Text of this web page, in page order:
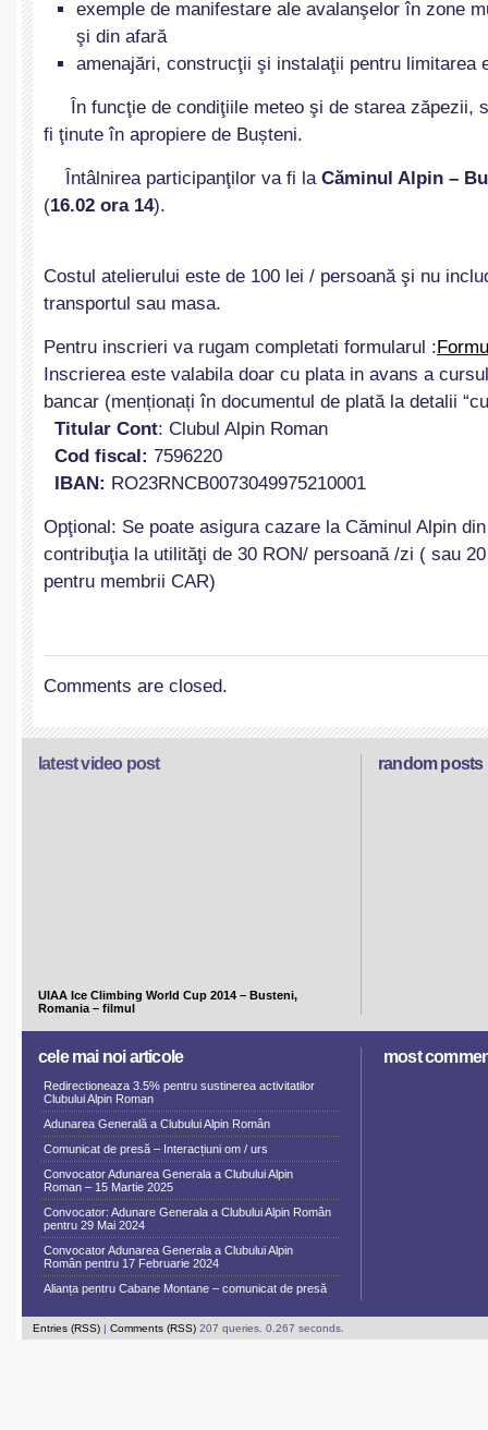
exemple de manifestare ale avalanşelor în zone
şi din afară
amenajări, construcţii şi instalaţii pentru limitarea
În funcţie de condiţiile meteo şi de starea zăpezii,
fi ţinute în apropiere de Bușteni.
Întâlnirea participanţilor va fi la Căminul Alpin – Bu
(16.02 ora 14).
Costul atelierului este de 100 lei / persoană şi nu
transportul sau masa.
Pentru inscrieri va rugam completati formularul :
Inscrierea este valabila doar cu plata in avans a
bancar (menționați în documentul de plată la detalii
Titular Cont: Clubul Alpin Roman
Cod fiscal: 7596220
IBAN: RO23RNCB0073049975210001
Opţional: Se poate asigura cazare la Căminul Alpin
contribuţia la utilităţi de 30 RON/ persoană /zi ( sau
pentru membrii CAR)
Comments are closed.
random posts
latest video post
UIAA Ice Climbing World Cup 2014 – Busteni,
Romania – filmul
cele mai noi articole
Redirectioneaza 3.5% pentru sustinerea activitatilor
Clubului Alpin Roman
Adunarea Generală a Clubului Alpin Român
Comunicat de presă – Interacțiuni om / urs
Convocator Adunarea Generala a Clubului Alpin
Roman – 15 Martie 2025
Convocator: Adunare Generala a Clubului Alpin Român
pentru 29 Mai 2024
Convocator Adunarea Generala a Clubului Alpin
Român pentru 17 Februarie 2024
Alianța pentru Cabane Montane – comunicat de presă
most
Entries (RSS) | Comments (RSS) 207 queries. 0.267 seconds.